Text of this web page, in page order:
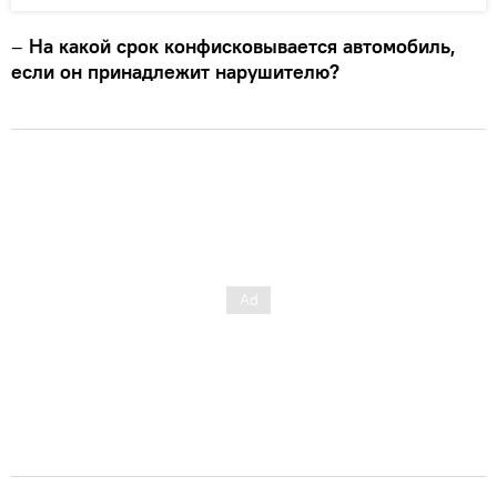
– На какой срок конфисковывается автомобиль,
если он принадлежит нарушителю?